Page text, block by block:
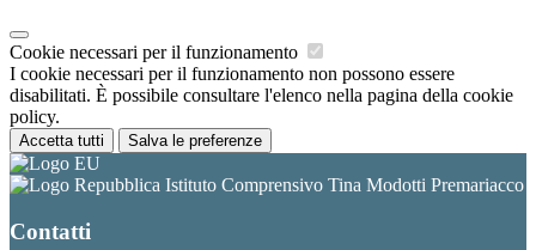
Cookie necessari per il funzionamento
I cookie necessari per il funzionamento non possono essere
disabilitati. È possibile consultare l'elenco nella pagina della cookie
policy.
Accetta tutti Salva le preferenze
Istituto Comprensivo Tina Modotti Premariacco
Contatti